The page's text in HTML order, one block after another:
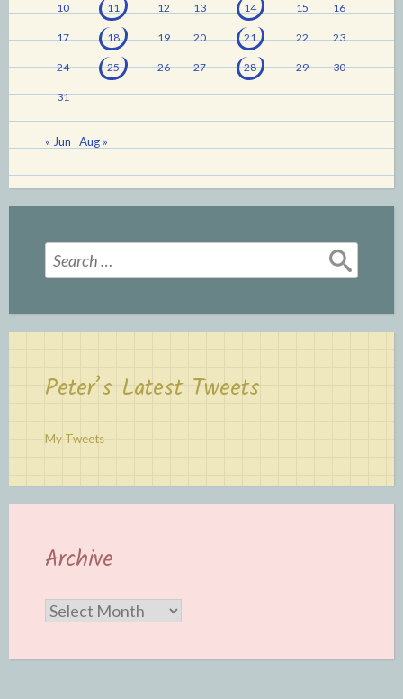
10 11 12 13 14 15 16
17 18 19 20 21 22 23
24 25 26 27 28 29 30
31
« Jun Aug »
Search
for:
Peter’s Latest Tweets
My Tweets
Archive
Archive